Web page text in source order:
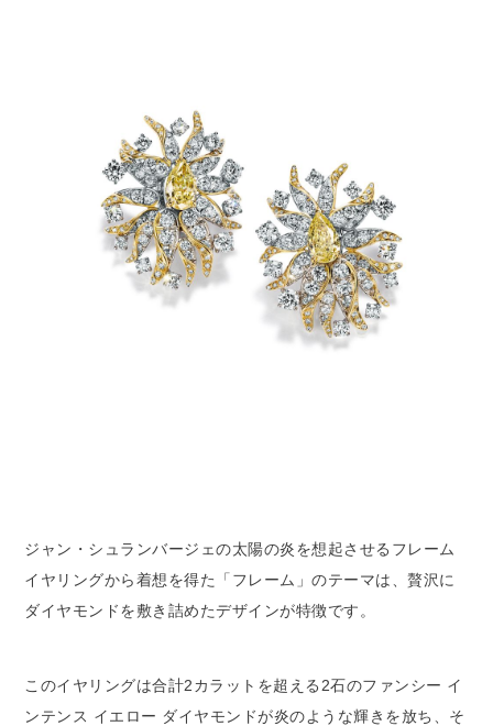
ジャン・シュランバージェの太陽の炎を想起させるフレーム
イヤリングから着想を得た「フレーム」のテーマは、贅沢に
ダイヤモンドを敷き詰めたデザインが特徴です。
このイヤリングは合計2カラットを超える2石のファンシー イ
ンテンス イエロー ダイヤモンドが炎のような輝きを放ち、そ